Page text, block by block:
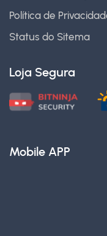
Política de
Status do Sitema
Loja Segura
Mobile APP